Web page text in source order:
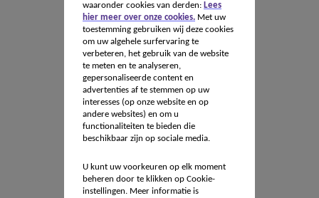
waaronder cookies van derden: Lees
hier meer over onze cookies.Met uw
toestemming gebruiken wij deze cookies
om uw algehele surfervaring te
verbeteren, het gebruik van de website
te meten en te analyseren,
gepersonaliseerde content en
advertenties af te stemmen op uw
interesses (op onze website en op
andere websites) en om u
functionaliteiten te bieden die
beschikbaar zijn op sociale media.
U kunt uw voorkeuren op elk moment
beheren door te klikken op Cookie-
instellingen. Meer informatie is